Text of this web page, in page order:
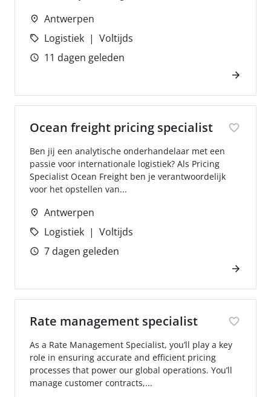
Antwerpen
Logistiek
Voltijds
11 dagen geleden
Ocean freight pricing specialist
Ben jij een analytische onderhandelaar met een
passie voor internationale logistiek? Als Pricing
Specialist Ocean Freight ben je verantwoordelijk
voor het opstellen van...
Antwerpen
Logistiek
Voltijds
7 dagen geleden
Rate management specialist
As a Rate Management Specialist, you’ll play a key
role in ensuring accurate and efficient pricing
processes that power our global operations. You’ll
manage customer contracts,...